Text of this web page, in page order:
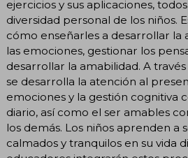
ejercicios y sus aplicaciones,
diversidad personal de los niños.
cómo enseñarles a desarrollar la
las emociones, gestionar los
desarrollar la amabilidad. A
se desarrolla la atención al
emociones y la gestión cognitiva
diario, así como el ser amables
los demás. Los niños aprenden a
calmados y tranquilos en su vida